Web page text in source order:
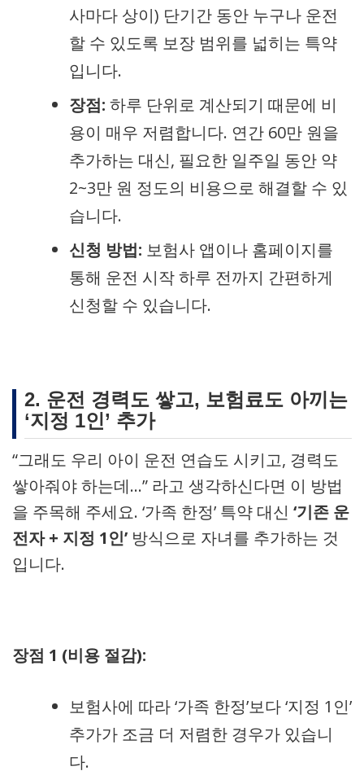
사마다 상이) 단기간 동안 누구나 운전
할 수 있도록 보장 범위를 넓히는 특약
입니다.
장점: 하루 단위로 계산되기 때문에 비
용이 매우 저렴합니다. 연간 60만 원을
추가하는 대신, 필요한 일주일 동안 약
2~3만 원 정도의 비용으로 해결할 수 있
습니다.
신청 방법: 보험사 앱이나 홈페이지를
통해 운전 시작 하루 전까지 간편하게
신청할 수 있습니다.
2. 운전 경력도 쌓고, 보험료도 아끼는
‘지정 1인’ 추가
“그래도 우리 아이 운전 연습도 시키고, 경력도
쌓아줘야 하는데…” 라고 생각하신다면 이 방법
을 주목해 주세요. ‘가족 한정’ 특약 대신 ‘기존 운
전자 + 지정 1인’ 방식으로 자녀를 추가하는 것
입니다.
장점 1 (비용 절감):
보험사에 따라 ‘가족 한정’보다 ‘지정 1인’
추가가 조금 더 저렴한 경우가 있습니
다.